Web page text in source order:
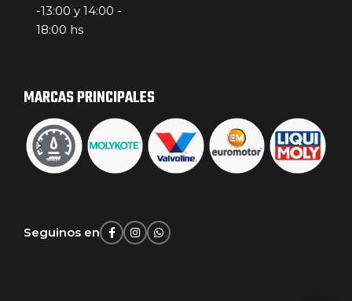
-13:00 y 14:00 -
18:00 hs
MARCAS PRINCIPALES
Seguinos en